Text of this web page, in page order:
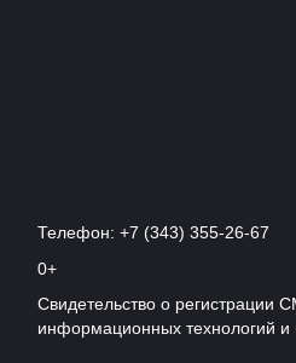
Телефон: +7 (343) 355-26-67
0+
Свидетельство о
информационных технологий